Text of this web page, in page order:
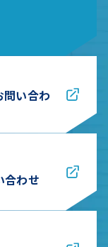
問い合わ
合わせ